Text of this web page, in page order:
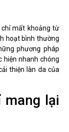
mất khoảng từ
hoạt bình thường
phương pháp
hiện nhanh chóng
thiện làn da của
mang lại